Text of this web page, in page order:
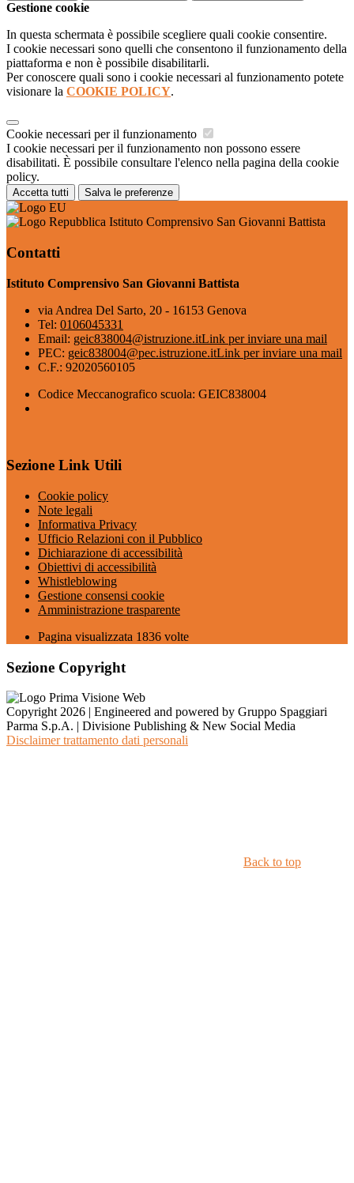
Gestione cookie
In questa schermata è possibile scegliere quali cookie consentire.
I cookie necessari sono quelli che consentono il funzionamento della
piattaforma e non è possibile disabilitarli.
Per conoscere quali sono i cookie necessari al funzionamento potete
visionare la COOKIE POLICY.
Cookie necessari per il funzionamento
I cookie necessari per il funzionamento non possono essere
disabilitati. È possibile consultare l'elenco nella pagina della cookie
policy.
Accetta tutti Salva le preferenze
Istituto Comprensivo San Giovanni Battista
Contatti
Istituto Comprensivo San Giovanni Battista
via Andrea Del Sarto, 20 - 16153 Genova
Tel: 0106045331
Email: geic838004@istruzione.itLink per inviare una mail
PEC: geic838004@pec.istruzione.itLink per inviare una mail
C.F.: 92020560105
Codice Meccanografico scuola: GEIC838004
Sezione Link Utili
Cookie policy
Note legali
Informativa Privacy
Ufficio Relazioni con il Pubblico
Dichiarazione di accessibilità
Obiettivi di accessibilità
Whistleblowing
Gestione consensi cookie
Amministrazione trasparente
Pagina visualizzata 1836 volte
Sezione Copyright
Copyright 2026 | Engineered and powered by Gruppo Spaggiari
Parma S.p.A. | Divisione Publishing & New Social Media
Disclaimer trattamento dati personali
Back to top